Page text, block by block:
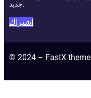
جديد.
اشتراك
© 2024 – FastX theme